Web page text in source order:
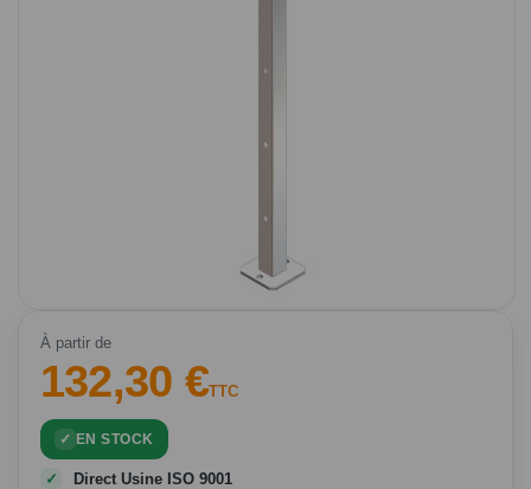
début
Galerie
d’images
À partir de
132,30 €TTC
EN STOCK
Direct Usine ISO 9001